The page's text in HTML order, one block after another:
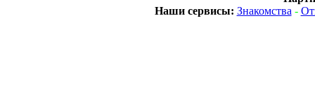
Наши сервисы: Знакомства -